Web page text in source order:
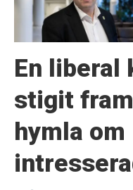
En liberal
stigit
hymla om